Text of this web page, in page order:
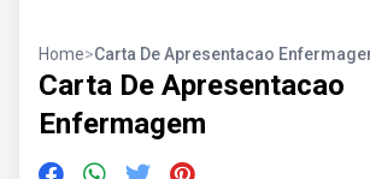
Home>Carta De Apresentacao
Carta De Apresentacao
Enfermagem